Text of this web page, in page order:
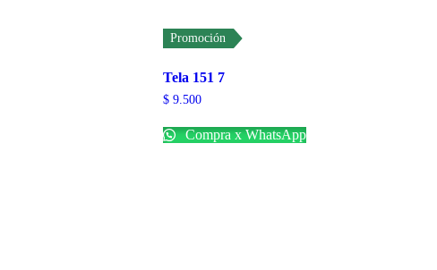
Promoción
Tela 151 7
$9.500
Compra x WhatsApp